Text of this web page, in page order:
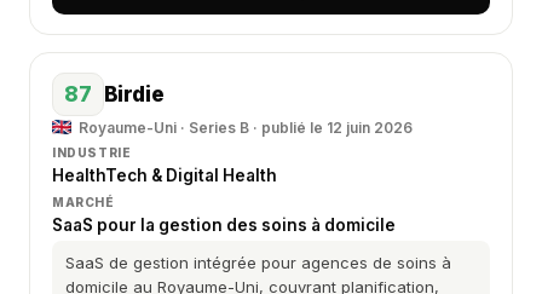
87 Birdie
Royaume-Uni · Series B · publié le 12 juin 2026
INDUSTRIE
HealthTech & Digital Health
MARCHÉ
SaaS pour la gestion des soins à domicile
SaaS de gestion intégrée pour agences de soins à
domicile au Royaume-Uni, couvrant planification,